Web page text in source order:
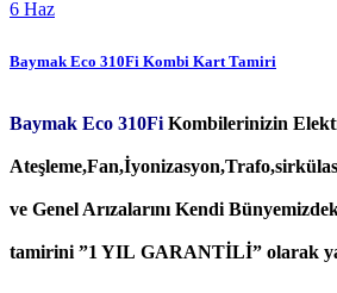
6 Haz
Baymak Eco 310Fi Kombi Kart Tamiri
Baymak Eco 310Fi Kombilerinizin
ve Genel Arızalarını Kendi
tamirini ”1 YIL GARANTİLİ” olarak